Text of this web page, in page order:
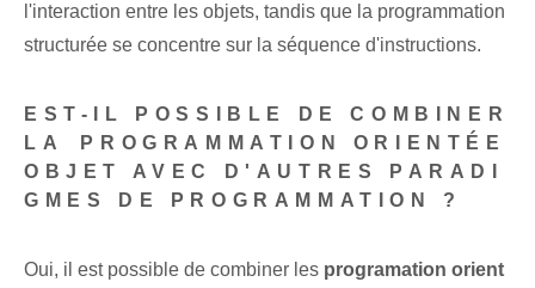
l'interaction entre les objets, tandis que la programmation
structurée se concentre sur la séquence d'instructions.
EST-IL POSSIBLE DE COMBINER
LA ⁢PROGRAMMATION ORIENTÉE
OBJET‍ AVEC D'AUTRES ‌PARADI
GMES DE PROGRAMMATION ?
Oui, il est possible de combiner les programation orient